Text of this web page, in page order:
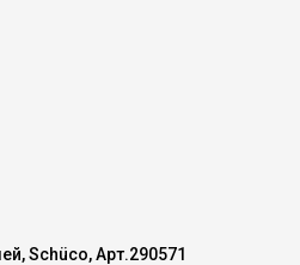
Schüco, Арт.290571